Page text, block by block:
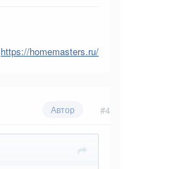
https://homemasters.ru/
Автор #4